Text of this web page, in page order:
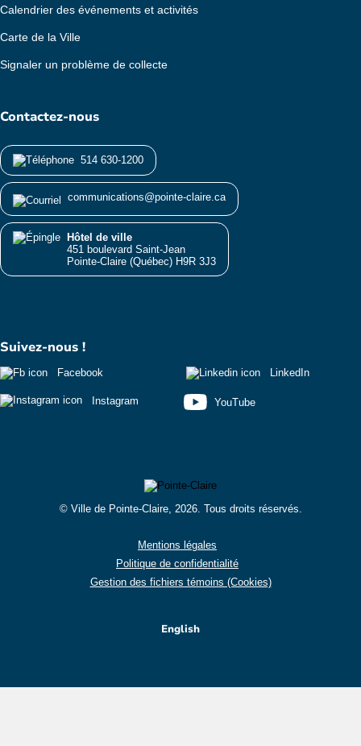
Calendrier des événements et activités
Carte de la Ville
Signaler un problème de collecte
Contactez-nous
514 630-1200
communications@pointe-claire.ca
Hôtel de ville
451 boulevard Saint-Jean
Pointe-Claire (Québec) H9R 3J3
Suivez-nous !
Facebook
Instagram
LinkedIn
YouTube
© Ville de Pointe-Claire, 2026. Tous droits réservés.
Mentions légales
Politique de confidentialité
Gestion des fichiers témoins (Cookies)
English